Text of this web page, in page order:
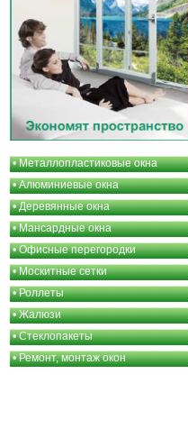
•Металлопластиковые окна
•Алюминиевые окна
•Деревянные окна
•Мансардные окна
•Офисные перегородки
•Москитные сетки
•Роллеты
•Жалюзи
•Стеклопакеты
•Ремонт, монтаж окон